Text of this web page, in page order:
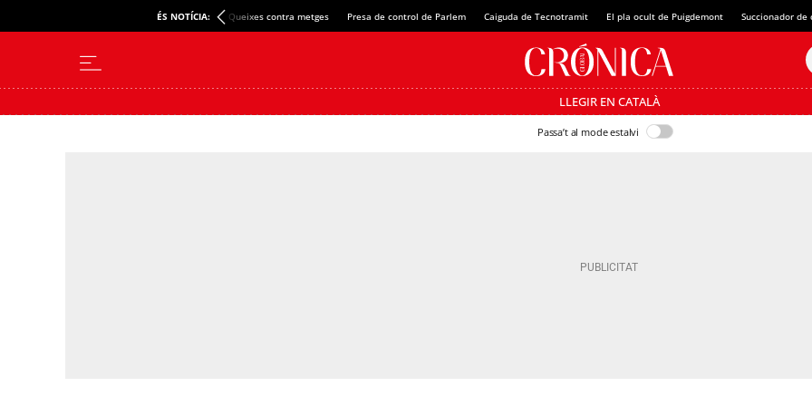
ÉS NOTÍCIA: Queixes contra metges Presa de control de Parlem Caiguda de Tecnotramit El pla ocult de Puigdemont Succionador de
LLEGIR EN CATALÀ
Passa’t al mode estalvi